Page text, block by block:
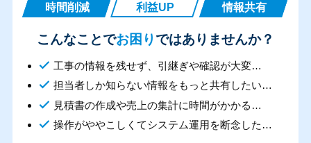
時間削減 利益UP 情報共有
こんなことでお困りではありませんか？
工事の情報を残せず、引継ぎや確認が大変…
担当者しか知らない情報をもっと共有したい…
見積書の作成や売上の集計に時間がかかる…
操作がややこしくてシステム運用を断念した…